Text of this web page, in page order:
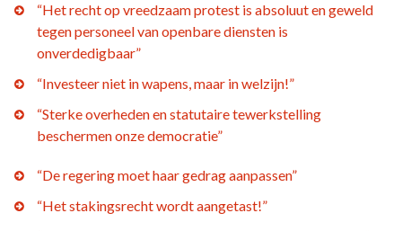
“Het recht op vreedzaam protest is absoluut en geweld
tegen personeel van openbare diensten is
onverdedigbaar”
“Investeer niet in wapens, maar in welzijn!”
“Sterke overheden en statutaire tewerkstelling
beschermen onze democratie”
“De regering moet haar gedrag aanpassen”
“Het stakingsrecht wordt aangetast!”